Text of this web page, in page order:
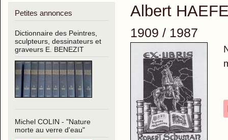
Petites annonces
Dictionnaire des Peintres,
sculpteurs, dessinateurs et
graveurs E. BENEZIT
Michel COLIN - "Nature
morte au verre d'eau"
Albert
1909 / 1987